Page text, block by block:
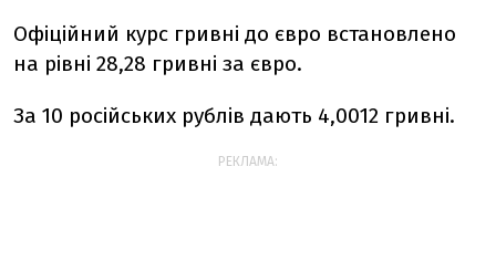
Офіційний курс гривні до євро встановлено
на рівні 28,28 гривні за євро.
За 10 російських рублів дають 4,0012 гривні.
РЕКЛАМА: